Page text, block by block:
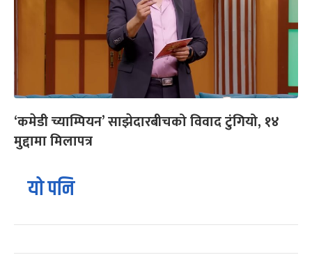
‘कमेडी च्याम्पियन’ साझेदारबीचको विवाद टुंगियो, १४
मुद्दामा मिलापत्र
यो पनि